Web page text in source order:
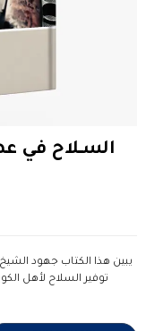
الســلاح في
توفير السلاح لأهل